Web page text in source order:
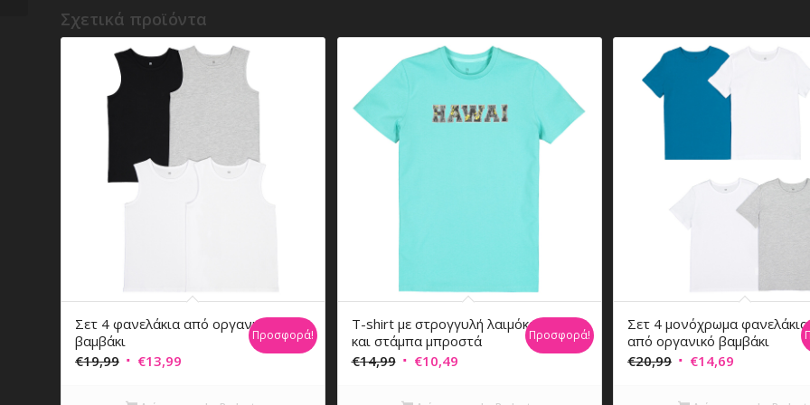
Σχετικά προϊόντα
Σετ 4 φανελάκια από οργανικό
βαμβάκι
€19,99 Original
€13,99
Προσφορά!
T-shirt με στρογγυλή λαιμόκοψη
και στάμπα μπροστά
€14,99 Original
€10,49Η
Προσφορά!
Σετ 4 μονόχρωμα φανελάκια
από οργανικό βαμβάκι
€20,99 Original
€14,69